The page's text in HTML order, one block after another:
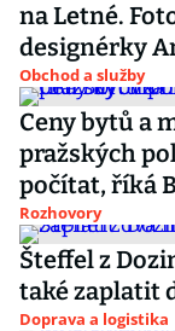
na Letné.
designérky
Obchod a služby
Ceny bytů a
pražských
počítat, říká
Rozhovory
Šteffel z
také zaplatit
Doprava a logistika